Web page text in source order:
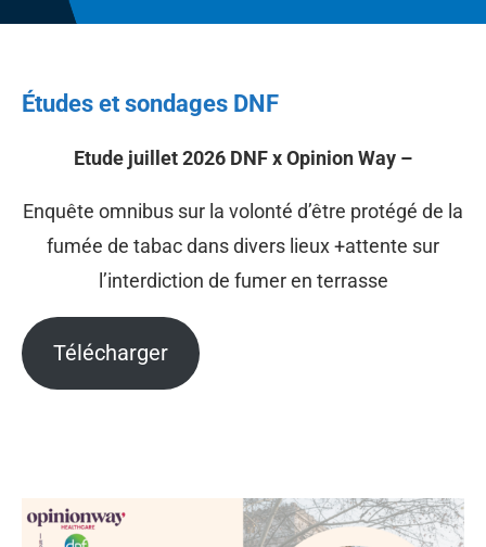
Études et sondages DNF
Etude juillet 2026 DNF x Opinion Way –
Enquête omnibus sur la volonté d’être protégé de la
fumée de tabac dans divers lieux +attente sur
l’interdiction de fumer en terrasse
Télécharger